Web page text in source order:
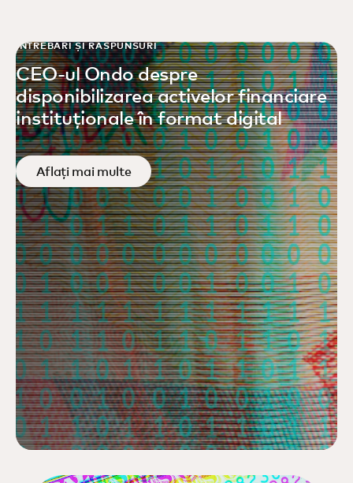
ÎNTREBĂRI ȘI RĂSPUNSURI
CEO-ul Ondo despre
disponibilizarea activelor financiare
instituționale în format digital
Aflați mai multe